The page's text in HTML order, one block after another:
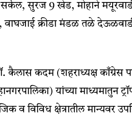
सुरज 9 खेड, मोहाने
क्रीडा मंडळ तळे
कदम (शहराध्यक्ष काँग्रेस
यांच्या माध्यमातुन
व विविध क्षेत्रातील मान्यवर